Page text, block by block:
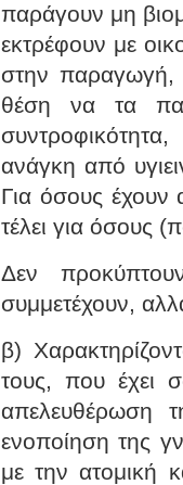
παράγουν μη
εκτρέφουν με
στην παραγωγή,
θέση να τα
ανάγκη από
Για όσους έχουν
τέλει για όσους
Δεν
συμμετέχουν,
β)
τους, που έχει
απελευθέρωση
ενοποίηση της
με την ατομική